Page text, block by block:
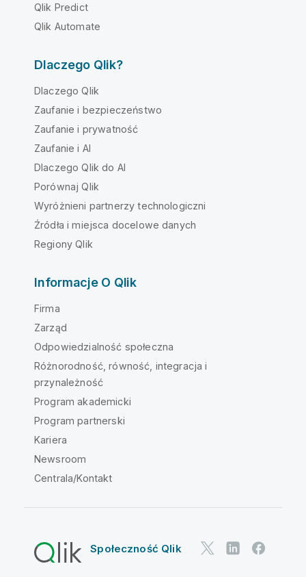
Qlik Predict
Qlik Automate
Dlaczego Qlik?
Dlaczego Qlik
Zaufanie i bezpieczeństwo
Zaufanie i prywatność
Zaufanie i AI
Dlaczego Qlik do AI
Porównaj Qlik
Wyróżnieni partnerzy technologiczni
Źródła i miejsca docelowe danych
Regiony Qlik
Informacje O Qlik
Firma
Zarząd
Odpowiedzialność społeczna
Różnorodność, równość, integracja i
przynależność
Program akademicki
Program partnerski
Kariera
Newsroom
Centrala/Kontakt
Społeczność Qlik